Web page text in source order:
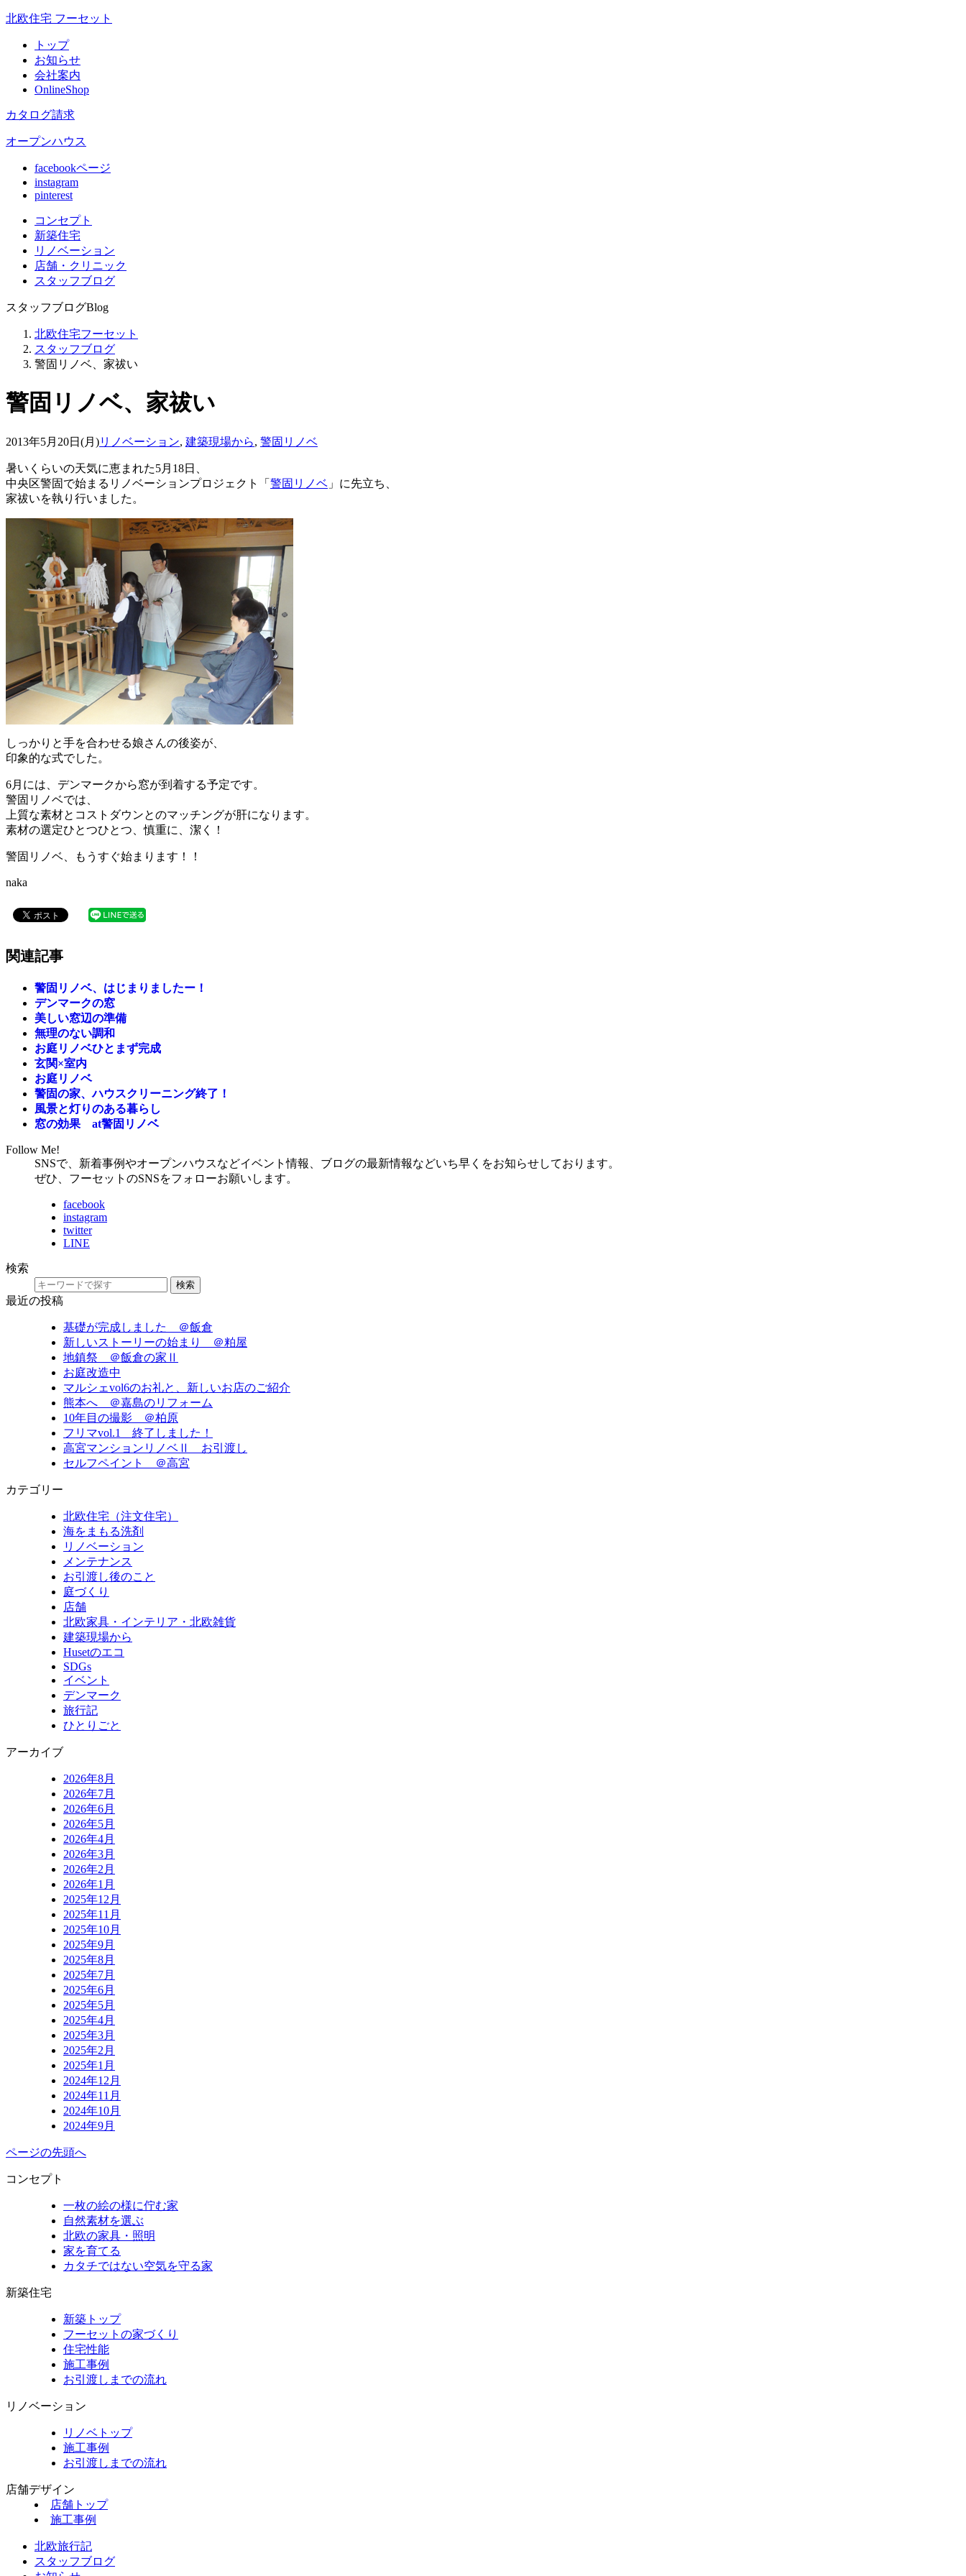
北欧住宅 フーセット
トップ
お知らせ
会社案内
OnlineShop
カタログ請求
オープンハウス
facebookページ
instagram
pinterest
コンセプト
新築住宅
リノベーション
店舗 ・クリニック
スタッフブログ
スタッフブログBlog
北欧住宅フーセット
スタッフブログ
警固リノベ、家祓い
警固リノベ、家祓い
2013年5月20日(月)リノベーション, 建築現場から, 警固リノベ
暑いくらいの天気に恵まれた5月18日、
中央区警固で始まるリノベーションプロジェクト「 警固リノベ 」に先立ち、
家祓いを執り行いました。
しっかりと手を合わせる娘さんの後姿が、
印象的な式でした。
6月には、デンマークから窓が到着する予定です。
警固リノベでは、
上質な素材とコストダウンとのマッチングが肝になります。
素材の選定ひとつひとつ、慎重に、潔く！
警固リノベ、もうすぐ始まります！！
naka
関連記事
警固リノベ、はじまりましたー！
デンマークの窓
美しい窓辺の準備
無理のない調和
お庭リノベひとまず完成
玄関×室内
お庭リノベ
警固の家、ハウスクリーニング終了！
風景と灯りのある暮らし
窓の効果 at警固リノベ
Follow Me!
SNSで、新着事例やオープンハウスなどイベント情報、ブログの最新情報などいち早くをお知らせしております。
ぜひ、フーセットのSNSをフォローお願いします。
facebook
instagram
twitter
LINE
検索
検索
最近の投稿
基礎が完成しました ＠飯倉
新しいストーリーの始まり ＠粕屋
地鎮祭 ＠飯倉の家Ⅱ
お庭改造中
マルシェvol6のお礼と、新しいお店のご紹介
熊本へ ＠嘉島のリフォーム
10年目の撮影 ＠柏原
フリマvol.1 終了しました！
高宮マンションリノベⅡ お引渡し
セルフペイント ＠高宮
カテゴリー
北欧住宅（注文住宅）
海をまもる洗剤
リノベーション
メンテナンス
お引渡し後のこと
庭づくり
店舗
北欧家具・インテリア・北欧雑貨
建築現場から
Husetのエコ
SDGs
イベント
デンマーク
旅行記
ひとりごと
アーカイブ
2026年8月
2026年7月
2026年6月
2026年5月
2026年4月
2026年3月
2026年2月
2026年1月
2025年12月
2025年11月
2025年10月
2025年9月
2025年8月
2025年7月
2025年6月
2025年5月
2025年4月
2025年3月
2025年2月
2025年1月
2024年12月
2024年11月
2024年10月
2024年9月
ページの先頭へ
コンセプト
一枚の絵の様に佇む家
自然素材を選ぶ
北欧の家具・照明
家を育てる
カタチではない空気を守る家
新築住宅
新築トップ
フーセットの家づくり
住宅性能
施工事例
お引渡しまでの流れ
リノベーション
リノベトップ
施工事例
お引渡しまでの流れ
店舗デザイン
店舗トップ
施工事例
北欧旅行記
スタッフブログ